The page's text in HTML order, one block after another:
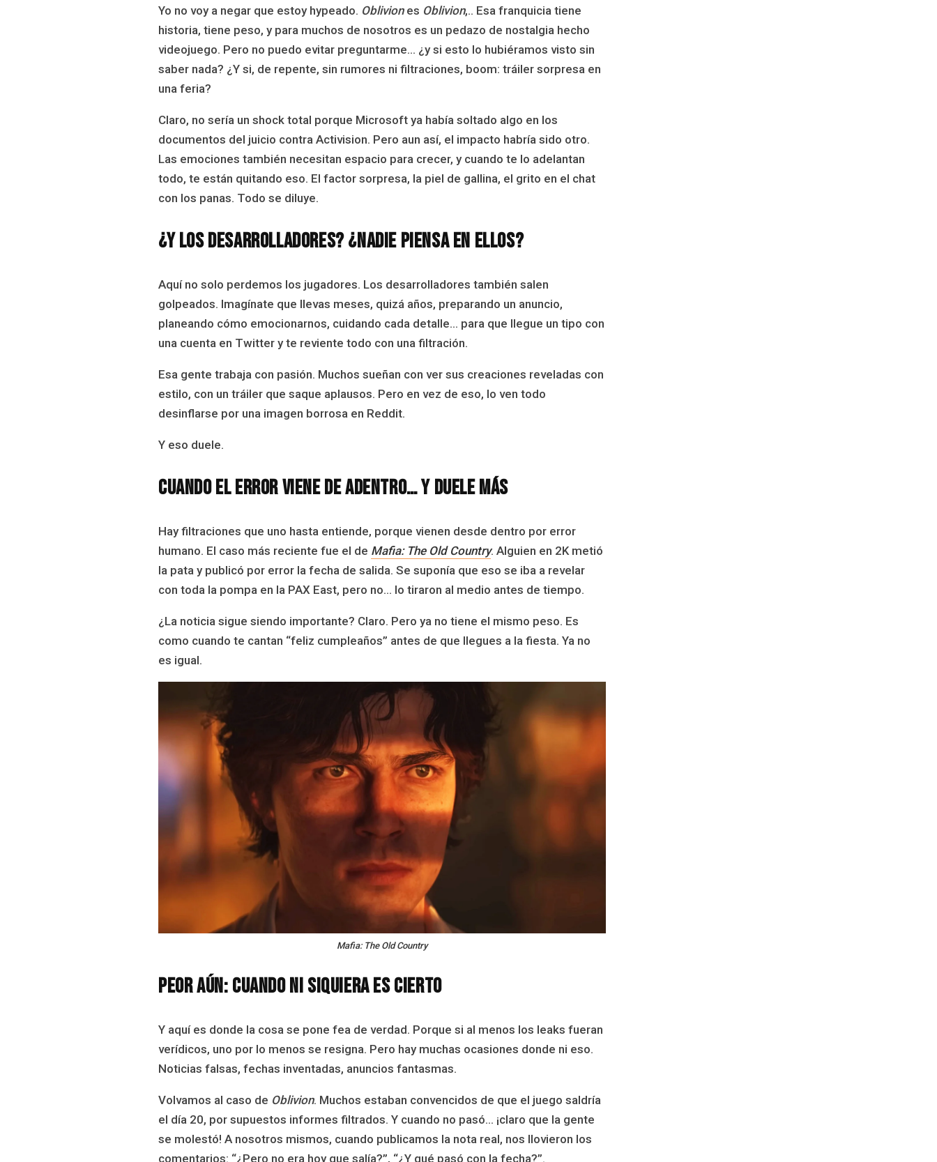
Yo no voy a negar que estoy hypeado. Obliviones Oblivion,.. Esa franquicia tiene
historia, tiene peso, y para muchos de nosotros es un pedazo de nostalgia hecho
videojuego. Pero no puedo evitar preguntarme… ¿y si esto lo hubiéramos visto sin
saber nada? ¿Y si, de repente, sin rumores ni filtraciones, boom: tráiler sorpresa en
una feria?
Claro, no sería un shock total porque Microsoft ya había soltado algo en los
documentos del juicio contra Activision. Pero aun así, el impacto habría sido otro.
Las emociones también necesitan espacio para crecer, y cuando te lo adelantan
todo, te están quitando eso. El factor sorpresa, la piel de gallina, el grito en el chat
con los panas. Todo se diluye.
¿Y los desarrolladores? ¿Nadie piensa en ellos?
Aquí no solo perdemos los jugadores. Los desarrolladores también salen
golpeados. Imagínate que llevas meses, quizá años, preparando un anuncio,
planeando cómo emocionarnos, cuidando cada detalle… para que llegue un tipo con
una cuenta en Twitter y te reviente todo con una filtración.
Esa gente trabaja con pasión. Muchos sueñan con ver sus creaciones reveladas con
estilo, con un tráiler que saque aplausos. Pero en vez de eso, lo ven todo
desinflarse por una imagen borrosa en Reddit.
Y eso duele.
Cuando el error viene de adentro… y duele más
Hay filtraciones que uno hasta entiende, porque vienen desde dentro por error
humano. El caso más reciente fue el de Mafia: The Old Country. Alguien en 2K metió
la pata y publicó por error la fecha de salida. Se suponía que eso se iba a revelar
con toda la pompa en la PAX East, pero no… lo tiraron al medio antes de tiempo.
¿La noticia sigue siendo importante? Claro. Pero ya no tiene el mismo peso. Es
como cuando te cantan “feliz cumpleaños” antes de que llegues a la fiesta. Ya no
es igual.
Mafia: The Old Country
Peor aún: cuando ni siquiera es cierto
Y aquí es donde la cosa se pone fea de verdad. Porque si al menos los leaks fueran
verídicos, uno por lo menos se resigna. Pero hay muchas ocasiones donde ni eso.
Noticias falsas, fechas inventadas, anuncios fantasmas.
Volvamos al caso de Oblivion. Muchos estaban convencidos de que el juego saldría
el día 20, por supuestos informes filtrados. Y cuando no pasó… ¡claro que la gente
se molestó! A nosotros mismos, cuando publicamos la nota real, nos llovieron los
comentarios: “¿Pero no era hoy que salía?”, “¿Y qué pasó con la fecha?”.